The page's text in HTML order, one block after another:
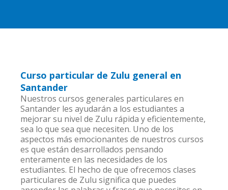
Curso particular de Zulu general en
Santander
Nuestros cursos generales particulares en
Santander les ayudarán a los estudiantes a
mejorar su nivel de Zulu rápida y eficientemente,
sea lo que sea que necesiten. Uno de los
aspectos más emocionantes de nuestros cursos
es que están desarrollados pensando
enteramente en las necesidades de los
estudiantes. El hecho de que ofrecemos clases
particulares de Zulu significa que puedes